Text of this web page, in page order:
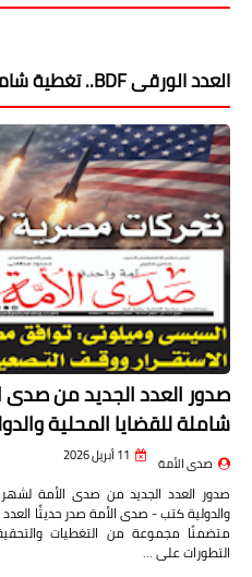
العدد الورقى BDF.. تغطية شاملة
صدور العدد الجديد من صدى
شاملة للقضايا المحلية
صدى الأمة 11 أبريل 2026
صدور العدد الجديد من صدى الأمة لشهر
والدولية كتب - صدى الأمة صدر حديثًا
متضمنًا مجموعة من التغطيات
التطورات على …